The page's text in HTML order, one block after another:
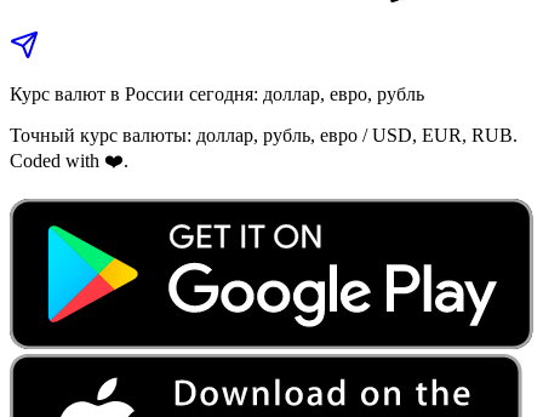
Курс валют в России сегодня: доллар, евро, рубль
Точный курс валюты: доллар, рубль, евро / USD, EUR, RUB.
Coded with ❤️.